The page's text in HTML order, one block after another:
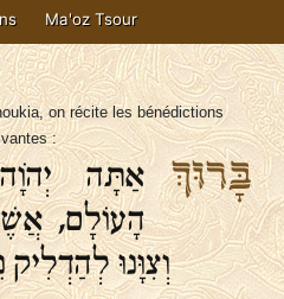
Ma'oz Tsour
on récite les bénédictions
:
בָּרוּךְאַתָּה
הָעוֹלָם,
וְצִוָּנוּ